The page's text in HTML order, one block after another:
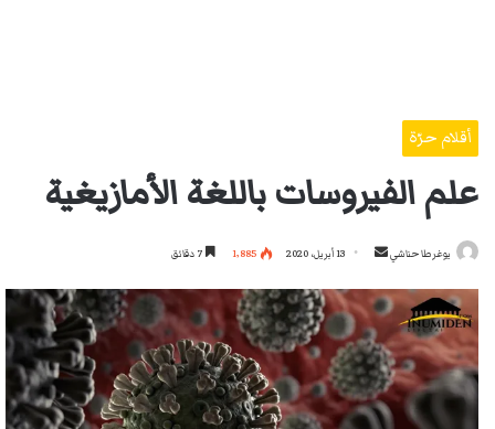
أقلام حرّة
علم الفيروسات باللغة الأمازيغية
يوغرطا حناشي
أرسل
إلكترونيا
13 أبريل، 2020 1٬885